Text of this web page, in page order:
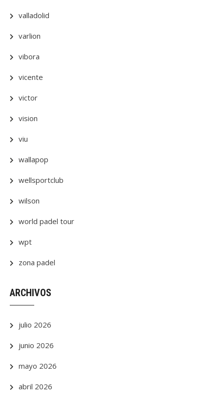
valladolid
varlion
vibora
vicente
victor
vision
viu
wallapop
wellsportclub
wilson
world padel tour
wpt
zona padel
ARCHIVOS
julio 2026
junio 2026
mayo 2026
abril 2026